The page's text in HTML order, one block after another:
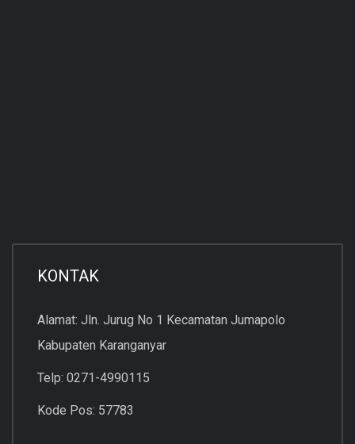
KONTAK
Alamat: Jln. Jurug No 1 Kecamatan Jumapolo
Kabupaten Karanganyar
Telp: 0271-4990115
Kode Pos: 57783